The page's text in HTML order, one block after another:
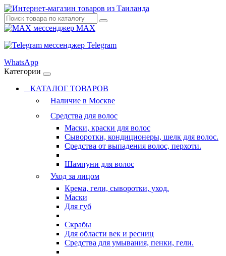
MAX
Telegram
WhatsApp
Категории
КАТАЛОГ ТОВАРОВ
Наличие в Москве
Средства для волос
Маски, краски для волос
Сыворотки, кондиционеры, шелк для волос.
Средства от выпадения волос, перхоти.
Шампуни для волос
Уход за лицом
Крема, гели, сыворотки, уход.
Маски
Для губ
Скрабы
Для области век и ресниц
Средства для умывания, пенки, гели.